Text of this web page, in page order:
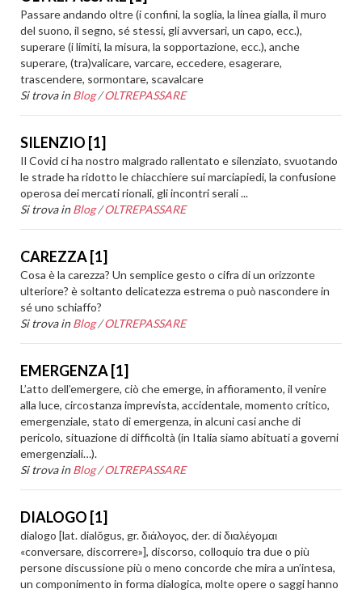
Passare andando oltre (i confini, la soglia, la linea gialla, il muro
del suono, il segno, sé stessi, gli avversari, un capo, ecc.),
superare (i limiti, la misura, la sopportazione, ecc.), anche
superare, (tra)valicare, varcare, eccedere, esagerare,
trascendere, sormontare, scavalcare
Si trova in Blog /OLTREPASSARE
SILENZIO [1]
Il Covid ci ha nostro malgrado rallentato e silenziato, svuotando
le strade ha ridotto le chiacchiere sui marciapiedi, la confusione
operosa dei mercati rionali, gli incontri serali ...
Si trova in Blog /OLTREPASSARE
CAREZZA [1]
Cosa è la carezza? Un semplice gesto o cifra di un orizzonte
ulteriore? è soltanto delicatezza estrema o può nascondere in
sé uno schiaffo?
Si trova in Blog /OLTREPASSARE
EMERGENZA [1]
L’atto dell’emergere, ciò che emerge, in affioramento, il venire
alla luce, circostanza imprevista, accidentale, momento critico,
emergenziale, stato di emergenza, in alcuni casi anche di
pericolo, situazione di difficoltà (in Italia siamo abituati a governi
emergenziali…).
Si trova in Blog /OLTREPASSARE
DIALOGO [1]
dialogo [lat. dialŏgus, gr. διάλογος, der. di διαλέγομαι
«conversare, discorrere»], discorso, colloquio tra due o più
persone discussione più o meno concorde che mira a un’intesa,
un componimento in forma dialogica, molte opere o saggi hanno